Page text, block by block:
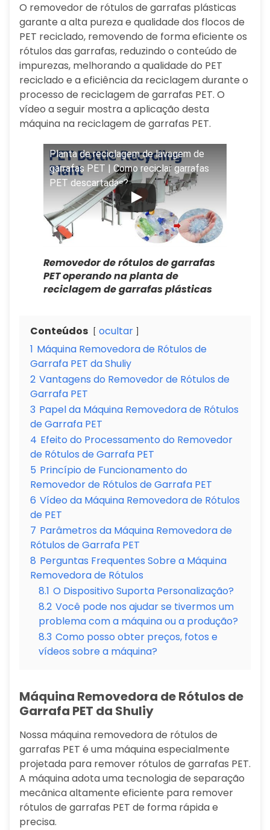
O removedor de rótulos de garrafas plásticas
garante a alta pureza e qualidade dos flocos de
PET reciclado, removendo de forma eficiente os
rótulos das garrafas, reduzindo o conteúdo de
impurezas, melhorando a qualidade do PET
reciclado e a eficiência da reciclagem durante o
processo de reciclagem de garrafas PET. O
vídeo a seguir mostra a aplicação desta
máquina na reciclagem de garrafas PET.
Planta de reciclagem de lavagem de
garrafas PET | Como reciclar garrafas
PET descartadas?
Removedor de rótulos de garrafas
PET operando na planta de
reciclagem de garrafas plásticas
Conteúdos
ocultar
1 Máquina Removedora de Rótulos de
Garrafa PET da Shuliy
2 Vantagens do Removedor de Rótulos de
Garrafa PET
3 Papel da Máquina Removedora de Rótulos
de Garrafa PET
4 Efeito do Processamento do Removedor
de Rótulos de Garrafa PET
5 Princípio de Funcionamento do
Removedor de Rótulos de Garrafa PET
6 Vídeo da Máquina Removedora de Rótulos
de PET
7 Parâmetros da Máquina Removedora de
Rótulos de Garrafa PET
8 Perguntas Frequentes Sobre a Máquina
Removedora de Rótulos
8.1 O Dispositivo Suporta Personalização?
8.2 Você pode nos ajudar se tivermos um
problema com a máquina ou a produção?
8.3 Como posso obter preços, fotos e
vídeos sobre a máquina?
Máquina Removedora de Rótulos de
Garrafa PET da Shuliy
Nossa máquina removedora de rótulos de
garrafas PET é uma máquina especialmente
projetada para remover rótulos de garrafas PET.
A máquina adota uma tecnologia de separação
mecânica altamente eficiente para remover
rótulos de garrafas PET de forma rápida e
precisa.